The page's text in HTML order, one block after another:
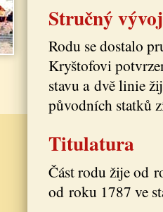
Stručný
Rodu se dostalo
Kryštofovi
stavu a dvě linie
původních statků
Titulatura
Část rodu žije od
od roku 1787 ve